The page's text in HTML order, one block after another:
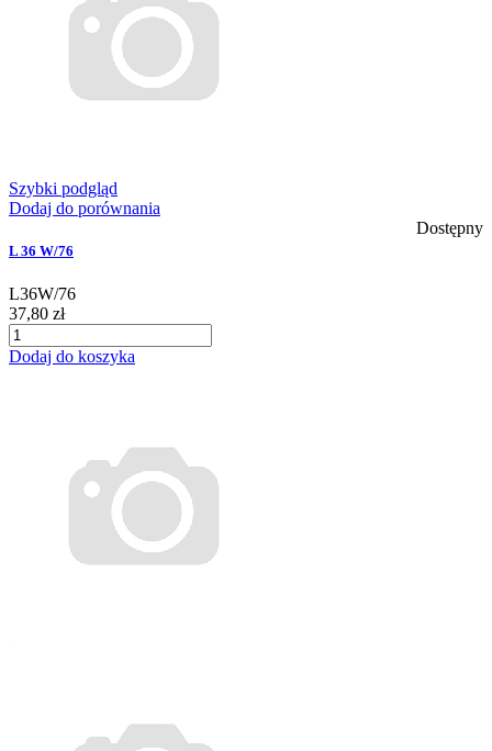
Szybki podgląd
Dodaj do porównania
Dostępny
L 36 W/76
L36W/76
37,80 zł
Dodaj do koszyka